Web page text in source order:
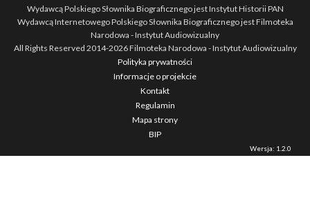
Wydawcą Polskiego Słownika Biograficznego jest Instytut Historii PAN
Wydawcą Internetowego Polskiego Słownika Biograficznego jest Filmoteka
Narodowa - Instytut Audiowizualny
All Rights Reserved 2014-2026Filmoteka Narodowa - Instytut Audiowizualny
Polityka prywatności
Informacje o projekcie
Kontakt
Regulamin
Mapa strony
BIP
Wersja: 1.2.0